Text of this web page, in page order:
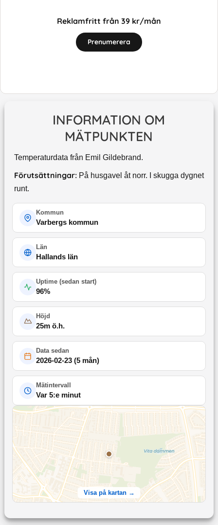
Reklamfritt från 39 kr/mån
Prenumerera
INFORMATION OM
MÄTPUNKTEN
Temperaturdata från Emil Gildebrand.
Förutsättningar: På husgavel åt norr. I skugga dygnet
runt.
Kommun
Varbergs kommun
Län
Hallands län
Uptime (sedan start)
96%
Höjd
25m ö.h.
Data sedan
2026-02-23(5 mån)
Mätintervall
Var 5:e minut
Visa på kartan →